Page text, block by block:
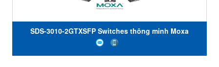
SDS-3010-2GTXSFP Switches thông minh Moxa
Vietnam